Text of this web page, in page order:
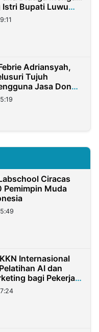
Istri Bupati Luwu
Adriansyah,
Tujuh
Jasa Don
Ciracas
Pemimpin Muda
Internasional
AI dan
bagi Pekerja
di Taiwan